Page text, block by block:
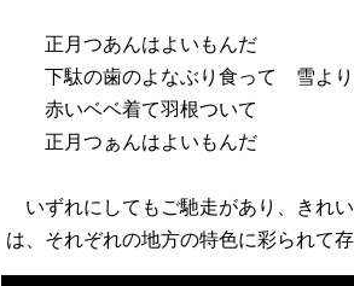
正月つあんはよいもんだ
下駄の歯のよなぶり食って 雪より
赤いベベ着て羽根ついて
正月つぁんはよいもんだ
いずれにしてもご馳走があり、きれ
は、それぞれの地方の特色に彩られて